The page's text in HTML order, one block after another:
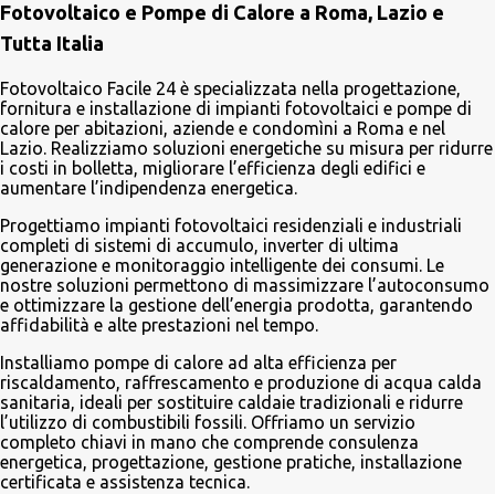
t
a
u
c
o
m
m
e
n
o
Fotovoltaico e Pompe di Calore a Roma, Lazio e
Tutta Italia
Fotovoltaico Facile 24 è specializzata nella progettazione,
fornitura e installazione di impianti fotovoltaici e pompe di
calore per abitazioni, aziende e condomìni a Roma e nel
Lazio. Realizziamo soluzioni energetiche su misura per ridurre
i costi in bolletta, migliorare l’efficienza degli edifici e
aumentare l’indipendenza energetica.
Progettiamo impianti fotovoltaici residenziali e industriali
completi di sistemi di accumulo, inverter di ultima
generazione e monitoraggio intelligente dei consumi. Le
nostre soluzioni permettono di massimizzare l’autoconsumo
e ottimizzare la gestione dell’energia prodotta, garantendo
affidabilità e alte prestazioni nel tempo.
Installiamo pompe di calore ad alta efficienza per
riscaldamento, raffrescamento e produzione di acqua calda
sanitaria, ideali per sostituire caldaie tradizionali e ridurre
l’utilizzo di combustibili fossili. Offriamo un servizio
completo chiavi in mano che comprende consulenza
energetica, progettazione, gestione pratiche, installazione
certificata e assistenza tecnica.